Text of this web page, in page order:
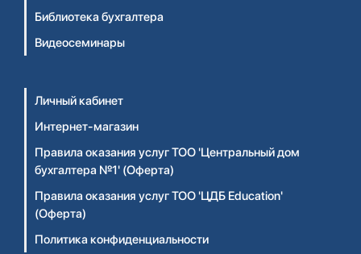
Библиотека бухгалтера
Видеосеминары
Личный кабинет
Интернет-магазин
Правила оказания услуг ТОО 'Центральный дом
бухгалтера №1' (Оферта)
Правила оказания услуг ТОО 'ЦДБ Education'
(Оферта)
Политика конфиденциальности